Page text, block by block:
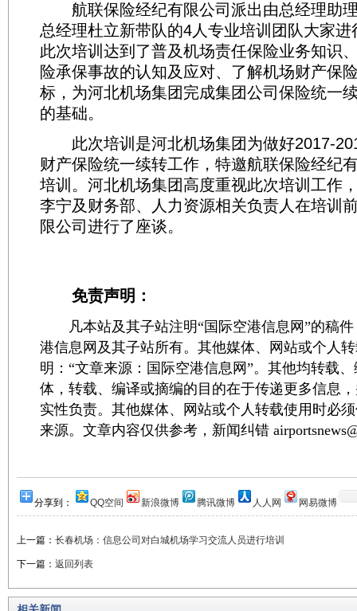
航联保险经纪有限公司派出由总经理助
总经理杜立新带队的4人专业培训团队大家
此次培训达到了普及机场责任保险业务知识
险承保事故的认知及应对、了解机场财产保
标，为河北机场集团完成集团公司保险统一
的基础。
此次培训是河北机场集团为做好2017-
财产保险统一续转工作，特邀航联保险经纪
培训。河北机场集团高度重视此次培训工作
李宁及财务部、人力资源相关负责人在培训
限公司进行了座谈。
免责声明：
凡本站及其子站注明“国际空港信息网”的稿件
港信息网及其子站所有。其他媒体、网站或个人
明：“文章来源：国际空港信息网”。其他均转载
体，转载、编译或摘编的目的在于传递更多信息
实性负责。其他媒体、网站或个人转载使用时必
来源。文章内容仅供参考，新闻纠错
分享到： QQ空间 新浪微博 腾讯微博 人人网 网易微博
上一篇： 长春机场：信息公司对白城机场学习交流人员进行培训
下一篇： 返回列表